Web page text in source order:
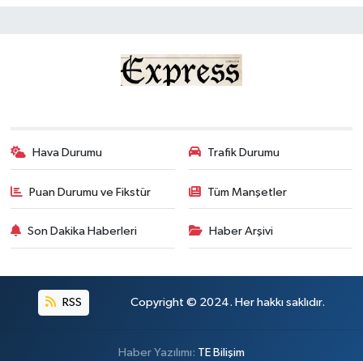
Hava Durumu Trafik Durumu
Puan Durumu ve Fikstür Tüm Manşetler
Son Dakika Haberleri Haber Arşivi
RSS Copyright © 2024. Her hakkı saklıdır.
Haber Yazılımı: TE Bilişim